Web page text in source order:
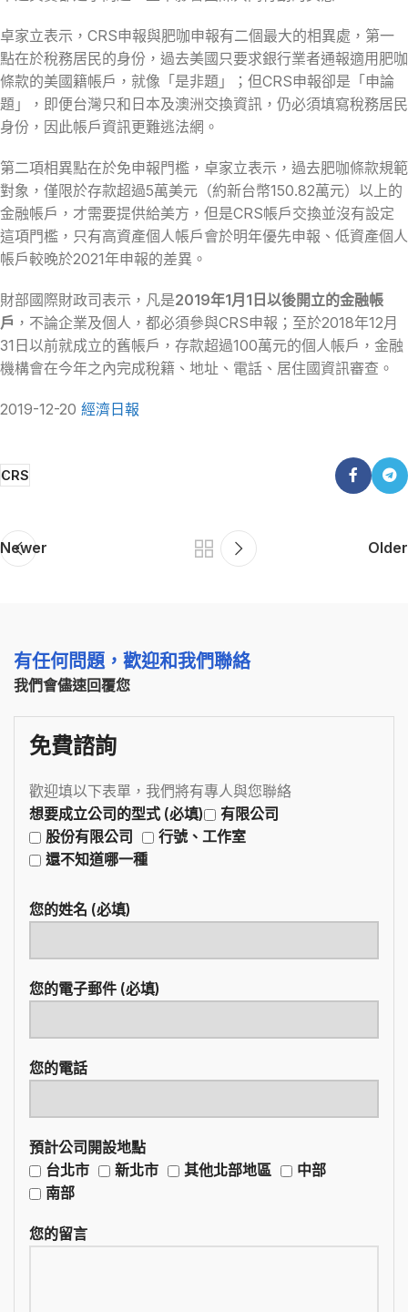
卓家立表示，CRS申報與肥咖申報有二個最大的相異處，第一
點在於稅務居民的身份，過去美國只要求銀行業者通報適用肥咖
條款的美國籍帳戶，就像「是非題」；但CRS申報卻是「申論
題」，即便台灣只和日本及澳洲交換資訊，仍必須填寫稅務居民
身份，因此帳戶資訊更難逃法網。
第二項相異點在於免申報門檻，卓家立表示，過去肥咖條款規範
對象，僅限於存款超過5萬美元（約新台幣150.82萬元）以上的
金融帳戶，才需要提供給美方，但是CRS帳戶交換並沒有設定
這項門檻，只有高資產個人帳戶會於明年優先申報、低資產個人
帳戶較晚於2021年申報的差異。
財部國際財政司表示，凡是2019年1月1日以後開立的金融帳
戶 ，不論企業及個人，都必須參與CRS申報；至於2018年12月
31日以前就成立的舊帳戶，存款超過100萬元的個人帳戶，金融
機構會在今年之內完成稅籍、地址、電話、居住國資訊審查。
2019-12-20 經濟日報
CRS
Newer Older
有任何問題，歡迎和我們聯絡
我們會儘速回覆您
免費諮詢
歡迎填以下表單，我們將有專人與您聯絡
想要成立公司的型式 (必填)
有限公司
股份有限公司
行號、工作室
還不知道哪一種
您的姓名 (必填)
您的電子郵件 (必填)
您的電話
預計公司開設地點
台北市
新北市 其他北部地區
中部
南部
您的留言